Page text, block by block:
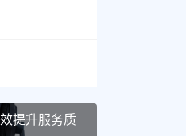
提升服务质